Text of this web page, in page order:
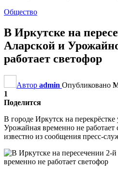
Общество
В Иркутске на
Аларской и
работает светофор
Автор admin Опубликовано
1
Поделится
В городе Иркутск на
Урожайная временно не работает
известно из сообщения пресс-